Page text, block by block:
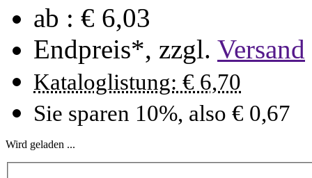
ab : € 6,03
Endpreis*, zzgl. Versand
Kataloglistung: € 6,70
Sie sparen 10%, also € 0,67
Wird geladen ...